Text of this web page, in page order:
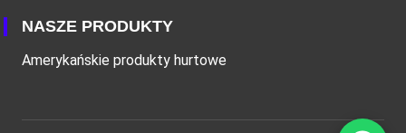
NASZE PRODUKTY
Amerykańskie produkty hurtowe